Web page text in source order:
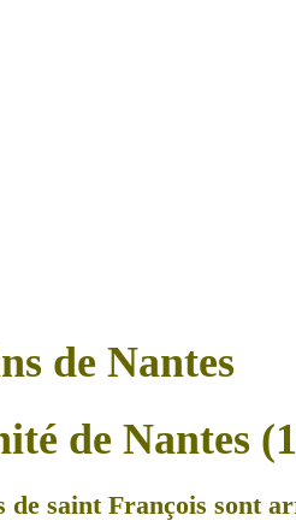
de Nantes
saint François sont